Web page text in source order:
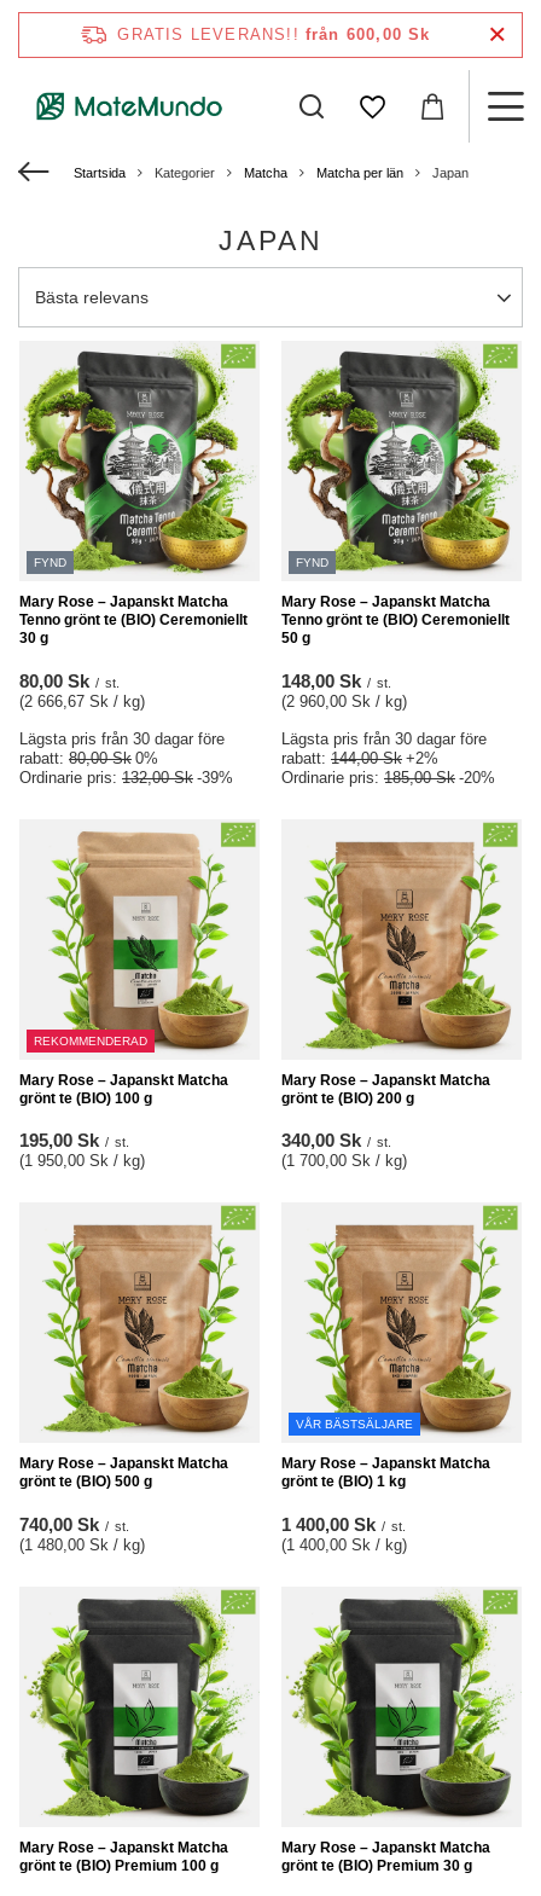
GRATIS LEVERANS!! från 600,00 Sk
Startsida Kategorier Matcha Matcha per län Japan
JAPAN
Ändra sortering
Bästa relevans
FYND
Mary Rose – Japanskt Matcha
Tenno grönt te (BIO) Ceremoniellt
30 g
80,00 Sk / st.
(2 666,67 Sk / kg)
Lägsta pris från 30 dagar före
rabatt: 80,00 Sk 0%
Ordinarie pris: 132,00 Sk -39%
FYND
Mary Rose – Japanskt Matcha
Tenno grönt te (BIO) Ceremoniellt
50 g
148,00 Sk / st.
(2 960,00 Sk / kg)
Lägsta pris från 30 dagar före
rabatt: 144,00 Sk +2%
Ordinarie pris: 185,00 Sk -20%
REKOMMENDERAD
Mary Rose – Japanskt Matcha
grönt te (BIO) 100 g
195,00 Sk / st.
(1 950,00 Sk / kg)
Mary Rose – Japanskt Matcha
grönt te (BIO) 200 g
340,00 Sk / st.
(1 700,00 Sk / kg)
Mary Rose – Japanskt Matcha
grönt te (BIO) 500 g
740,00 Sk / st.
(1 480,00 Sk / kg)
VÅR BÄSTSÄLJARE
Mary Rose – Japanskt Matcha
grönt te (BIO) 1 kg
1 400,00 Sk / st.
(1 400,00 Sk / kg)
Mary Rose – Japanskt Matcha
grönt te (BIO) Premium 100 g
Mary Rose – Japanskt Matcha
grönt te (BIO) Premium 30 g